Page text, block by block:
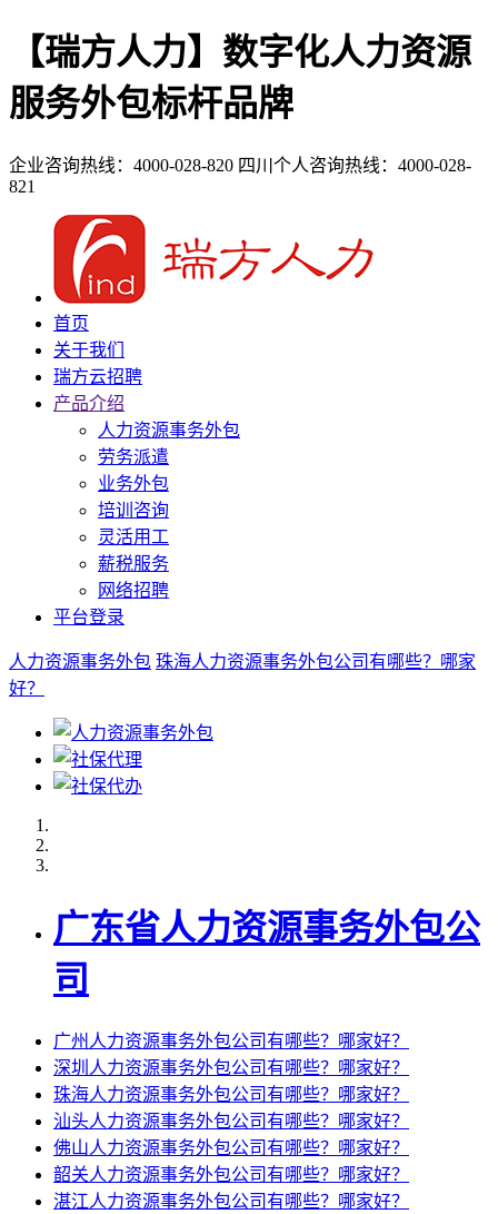
【瑞方人力】数字化人力资源
服务外包标杆品牌
企业咨询热线：4000-028-820 四川个人咨询热线：4000-028-
821
首页
关于我们
瑞方云招聘
产品介绍
人力资源事务外包
劳务派遣
业务外包
培训咨询
灵活用工
薪税服务
网络招聘
平台登录
人力资源事务外包 珠海人力资源事务外包公司有哪些？哪家
好？
广东省人力资源事务外包公
司
广州人力资源事务外包公司有哪些？哪家好？
深圳人力资源事务外包公司有哪些？哪家好？
珠海人力资源事务外包公司有哪些？哪家好？
汕头人力资源事务外包公司有哪些？哪家好？
佛山人力资源事务外包公司有哪些？哪家好？
韶关人力资源事务外包公司有哪些？哪家好？
湛江人力资源事务外包公司有哪些？哪家好？